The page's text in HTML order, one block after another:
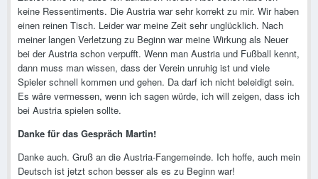
keine Ressentiments. Die Austria war sehr korrekt zu mir. Wir haben
einen reinen Tisch. Leider war meine Zeit sehr unglücklich. Nach
meiner langen Verletzung zu Beginn war meine Wirkung als Neuer
bei der Austria schon verpufft. Wenn man Austria und Fußball kennt,
dann muss man wissen, dass der Verein unruhig ist und viele
Spieler schnell kommen und gehen. Da darf ich nicht beleidigt sein.
Es wäre vermessen, wenn ich sagen würde, ich will zeigen, dass ich
bei Austria spielen sollte.
Danke für das Gespräch Martin!
Danke auch. Gruß an die Austria-Fangemeinde. Ich hoffe, auch mein
Deutsch ist jetzt schon besser als es zu Beginn war!